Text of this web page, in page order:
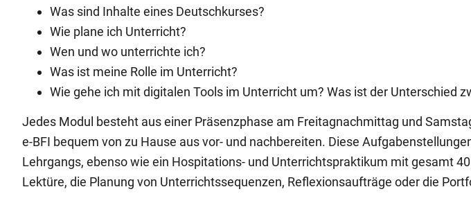
Was sind Inhalte eines Deutschkurses?
Wie plane ich Unterricht?
Wen und wo unterrichte ich?
Was ist meine Rolle im Unterricht?
Wie gehe ich mit digitalen Tools im Unterricht um? Was ist der Unterschied
Jedes Modul besteht aus einer Präsenzphase am Freitagnachmittag und
e-BFI bequem von zu Hause aus vor- und nachbereiten. Diese
Lehrgangs, ebenso wie ein Hospitations- und Unterrichtspraktikum mit gesamt
Lektüre, die Planung von Unterrichtssequenzen, Reflexionsaufträge oder die